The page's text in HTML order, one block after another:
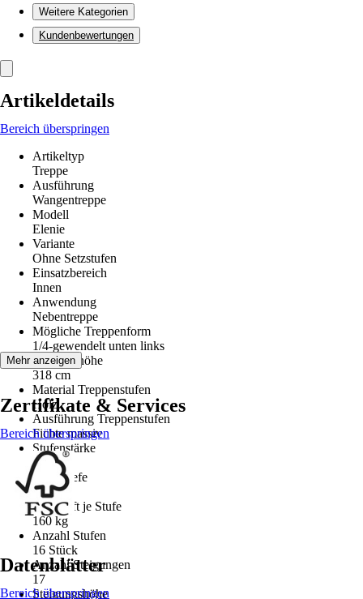
Weitere Kategorien
Kundenbewertungen
Artikeldetails
Bereich überspringen
Artikeltyp
Treppe
Ausführung
Wangentreppe
Modell
Elenie
Variante
Ohne Setzstufen
Einsatzbereich
Innen
Anwendung
Nebentreppe
Mögliche Treppenform
1/4-gewendelt unten links
Geschoßhöhe
318 cm
Material Treppenstufen
Holz
Ausführung Treppenstufen
Fichte massiv
Stufenstärke
3,2 cm
Stufentiefe
21 cm
Tragkraft je Stufe
160 kg
Anzahl Stufen
16 Stück
Anzahl Steigungen
17
Steigungshöhe
Mehr anzeigen
Zertifikate & Services
Bereich überspringen
Datenblätter
Bereich überspringen